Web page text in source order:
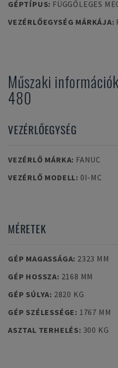
GÉPTÍPUS: FÜGGŐLEGES
VEZÉRLŐEGYSÉG MÁRKÁJA:
Műszaki információk
480
VEZÉRLŐEGYSÉG
VEZÉRLŐ MÁRKA: FANUC
VEZÉRLŐ MODELL: 0I-MC
MÉRETEK
GÉP MAGASSÁGA: 2323 MM
GÉP HOSSZA: 2168 MM
GÉP SÚLYA: 2820 KG
GÉP SZÉLESSÉGE: 1767 MM
ASZTAL TERHELÉS: 300 KG